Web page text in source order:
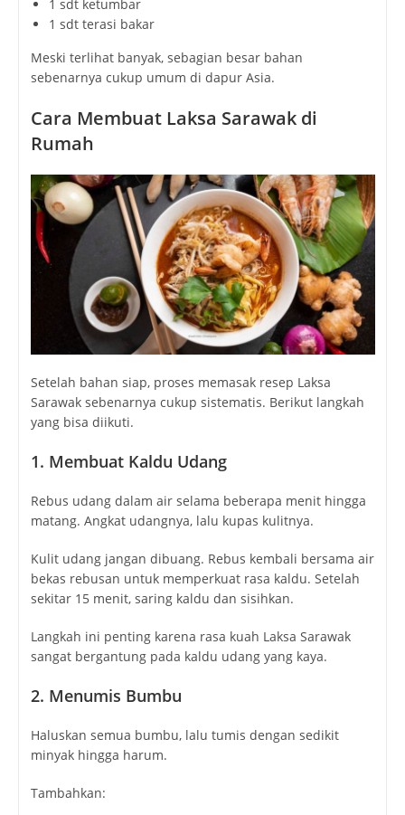
1 sdt ketumbar
1 sdt terasi bakar
Meski terlihat banyak, sebagian besar bahan
sebenarnya cukup umum di dapur Asia.
Cara Membuat Laksa Sarawak di
Rumah
Setelah bahan siap, proses memasak resep Laksa
Sarawak sebenarnya cukup sistematis. Berikut langkah
yang bisa diikuti.
1. Membuat Kaldu Udang
Rebus udang dalam air selama beberapa menit hingga
matang. Angkat udangnya, lalu kupas kulitnya.
Kulit udang jangan dibuang. Rebus kembali bersama air
bekas rebusan untuk memperkuat rasa kaldu. Setelah
sekitar 15 menit, saring kaldu dan sisihkan.
Langkah ini penting karena rasa kuah Laksa Sarawak
sangat bergantung pada kaldu udang yang kaya.
2. Menumis Bumbu
Haluskan semua bumbu, lalu tumis dengan sedikit
minyak hingga harum.
Tambahkan: